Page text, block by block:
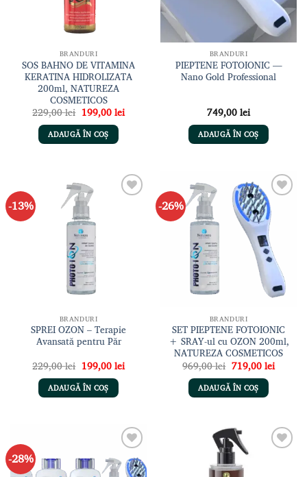
BRANDURI
SOS BAHNO DE VITAMINA
KERATINA HIDROLIZATA
200ml, NATUREZA
COSMETICOS
229,00lei Prețul
inițial
a
fost:
229,00 lei.
199,00leiPrețul
curent
ADAUGĂ ÎN COȘ
BRANDURI
PIEPTENE FOTOIONIC —
Nano Gold Professional
749,00lei
ADAUGĂ ÎN COȘ
-13%
BRANDURI
SPREI OZON – Terapie
Avansată pentru Păr
229,00lei Prețul
inițial
a
fost:
229,00 lei.
199,00leiPrețul
curent
ADAUGĂ ÎN COȘ
-26% Adaugă
la lista
dorințe
BRANDURI
SET PIEPTENE FOTOIONIC
+ SRAY-ul cu OZON 200ml,
NATUREZA COSMETICOS
969,00lei Prețul
inițial
a
fost:
969,00 lei.
719,00leiPrețul
curent
ADAUGĂ ÎN COȘ
-28% Adaugă
la lista